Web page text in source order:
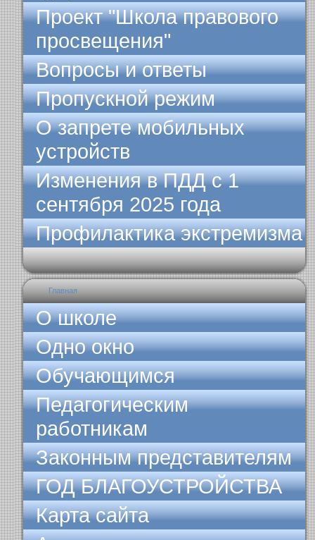
Проект "Школа правового
просвещения"
Вопросы и ответы
Пропускной режим
О запрете мобильных
устройств
Изменения в ПДД с 1
сентября 2025 года
Профилактика экстремизма
Главная
О школе
Одно окно
Обучающимся
Педагогическим
работникам
Законным представителям
ГОД БЛАГОУСТРОЙСТВА
Карта сайта